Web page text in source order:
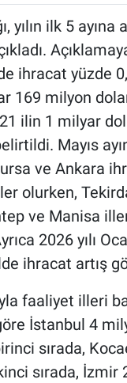
yılın ilk 5
ihracat yüzde
169 milyon
ilin 1 milyar
Mayıs
ve Ankara
olurken,
ve Manisa
2026 yılı
ihracat artış
faaliyet illeri
İstanbul 4
sırada,
sırada, İzmir